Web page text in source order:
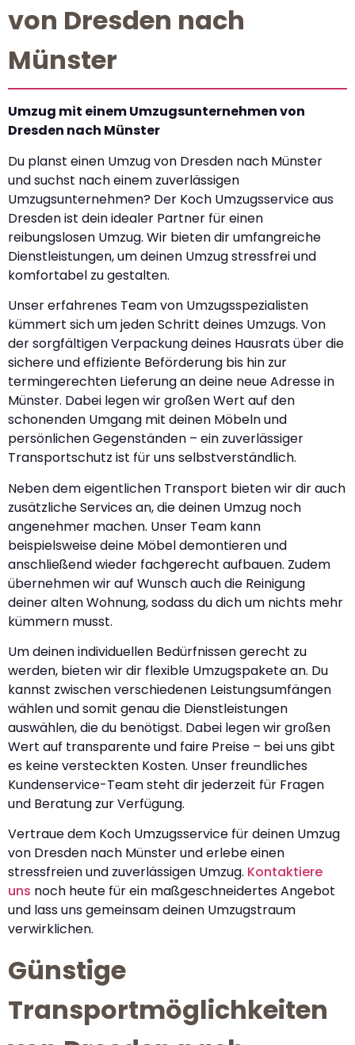
von Dresden nach
Münster
Umzug mit einem Umzugsunternehmen von
Dresden nach Münster
Du planst einen Umzug von Dresden nach Münster
und suchst nach einem zuverlässigen
Umzugsunternehmen? Der Koch Umzugsservice aus
Dresden ist dein idealer Partner für einen
reibungslosen Umzug. Wir bieten dir umfangreiche
Dienstleistungen, um deinen Umzug stressfrei und
komfortabel zu gestalten.
Unser erfahrenes Team von Umzugsspezialisten
kümmert sich um jeden Schritt deines Umzugs. Von
der sorgfältigen Verpackung deines Hausrats über die
sichere und effiziente Beförderung bis hin zur
termingerechten Lieferung an deine neue Adresse in
Münster. Dabei legen wir großen Wert auf den
schonenden Umgang mit deinen Möbeln und
persönlichen Gegenständen – ein zuverlässiger
Transportschutz ist für uns selbstverständlich.
Neben dem eigentlichen Transport bieten wir dir auch
zusätzliche Services an, die deinen Umzug noch
angenehmer machen. Unser Team kann
beispielsweise deine Möbel demontieren und
anschließend wieder fachgerecht aufbauen. Zudem
übernehmen wir auf Wunsch auch die Reinigung
deiner alten Wohnung, sodass du dich um nichts mehr
kümmern musst.
Um deinen individuellen Bedürfnissen gerecht zu
werden, bieten wir dir flexible Umzugspakete an. Du
kannst zwischen verschiedenen Leistungsumfängen
wählen und somit genau die Dienstleistungen
auswählen, die du benötigst. Dabei legen wir großen
Wert auf transparente und faire Preise – bei uns gibt
es keine versteckten Kosten. Unser freundliches
Kundenservice-Team steht dir jederzeit für Fragen
und Beratung zur Verfügung.
Vertraue dem Koch Umzugsservice für deinen Umzug
von Dresden nach Münster und erlebe einen
stressfreien und zuverlässigen Umzug. Kontaktiere
uns noch heute für ein maßgeschneidertes Angebot
und lass uns gemeinsam deinen Umzugstraum
verwirklichen.
Günstige
Transportmöglichkeiten